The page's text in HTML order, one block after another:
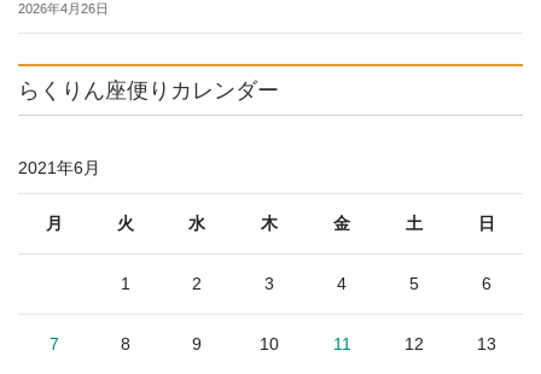
2026年4月26日
らくりん座便りカレンダー
2021年6月
月 火 水 木 金 土 日
1 2 3 4 5 6
7 8 9 10 11 12 13